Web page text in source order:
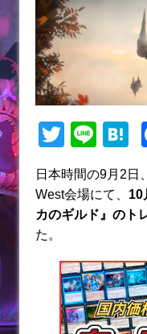
T
w
itt
er
Li
e
H
e
n
日本時間の9月2日
West会場にて、 10
カのギルド』のト
た。